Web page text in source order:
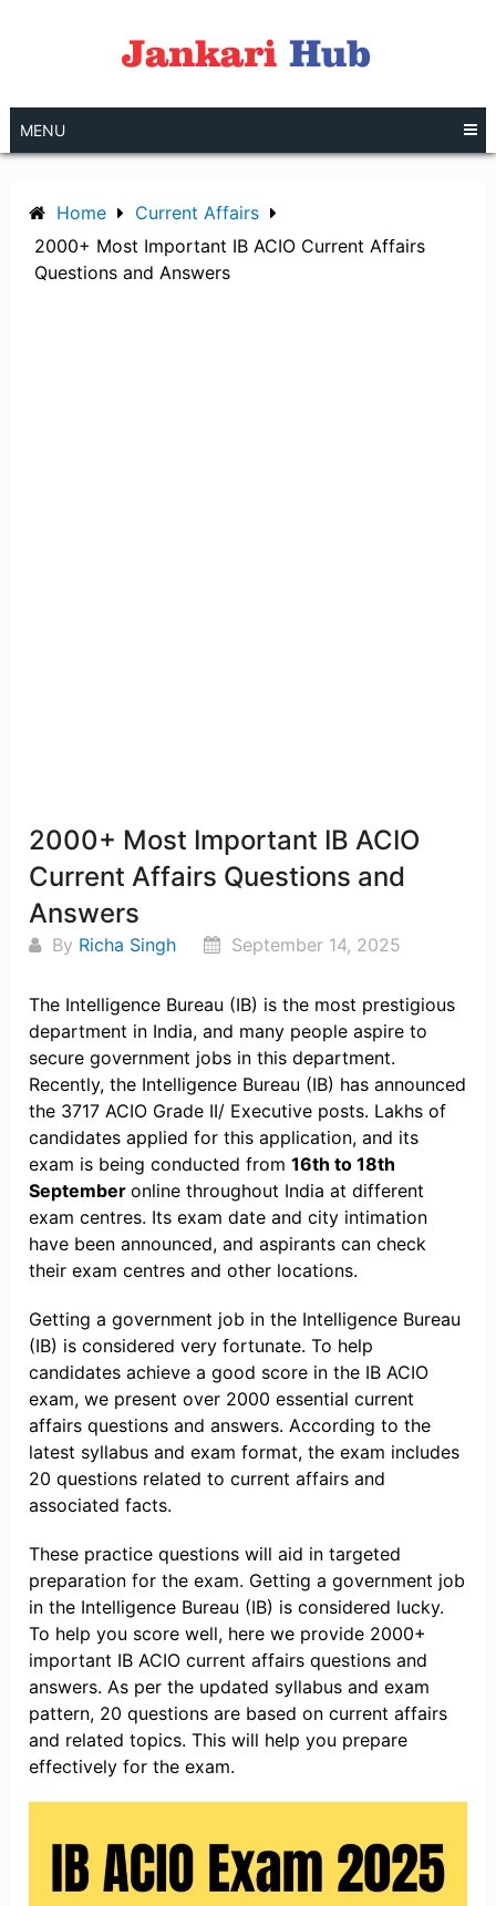
MENU
Home
Current Affairs
2000+ Most Important IB ACIO Current Affairs
Questions and Answers
2000+ Most Important IB ACIO
Current Affairs Questions and
Answers
By Richa Singh September 14, 2025
The Intelligence Bureau (IB) is the most prestigious
department in India, and many people aspire to
secure government jobs in this department.
Recently, the Intelligence Bureau (IB) has announced
the 3717 ACIO Grade II/ Executive posts. Lakhs of
candidates applied for this application, and its
exam is being conducted from16th to 18th
Septemberonline throughout India at different
exam centres. Its exam date and city intimation
have been announced, and aspirants can check
their exam centres and other locations.
Getting a government job in the Intelligence Bureau
(IB) is considered very fortunate. To help
candidates achieve a good score in the IB ACIO
exam, we present over 2000 essential current
affairs questions and answers. According to the
latest syllabus and exam format, the exam includes
20 questions related to current affairs and
associated facts.
These practice questions will aid in targeted
preparation for the exam. Getting a government job
in the Intelligence Bureau (IB) is considered lucky.
To help you score well, here we provide 2000+
important IB ACIO current affairs questions and
answers. As per the updated syllabus and exam
pattern, 20 questions are based on current affairs
and related topics. This will help you prepare
effectively for the exam.